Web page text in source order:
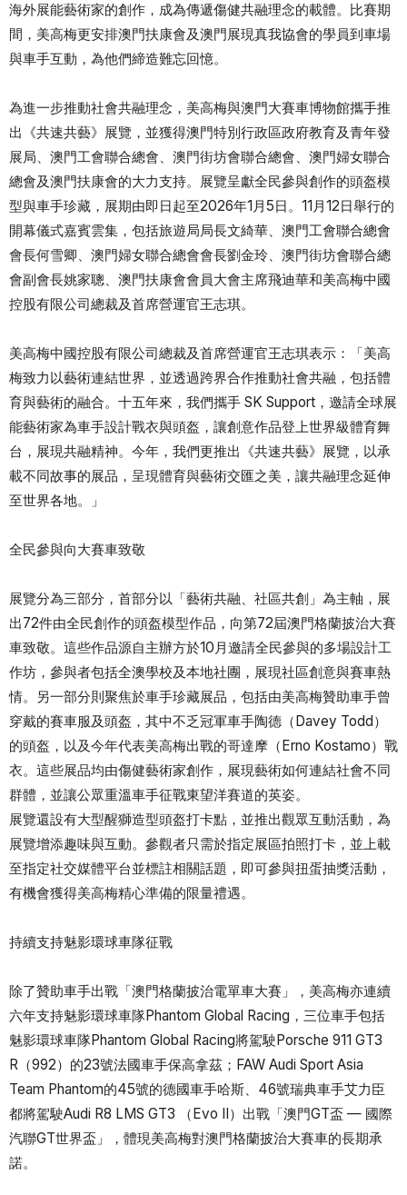
海外展能藝術家的創作，成為傳遞傷健共融理念的載體。比賽期
間，美高梅更安排澳門扶康會及澳門展現真我協會的學員到車場
與車手互動，為他們締造難忘回憶。
為進一步推動社會共融理念，美高梅與澳門大賽車博物館攜手推
出《共速共藝》展覽，並獲得澳門特別行政區政府教育及青年發
展局、澳門工會聯合總會、澳門街坊會聯合總會、澳門婦女聯合
總會及澳門扶康會的大力支持。展覽呈獻全民參與創作的頭盔模
型與車手珍藏，展期由即日起至2026年1月5日。11月12日舉行的
開幕儀式嘉賓雲集，包括旅遊局局長文綺華、澳門工會聯合總會
會長何雪卿、澳門婦女聯合總會會長劉金玲、澳門街坊會聯合總
會副會長姚家聰、澳門扶康會會員大會主席飛迪華和美高梅中國
控股有限公司總裁及首席營運官王志琪。
美高梅中國控股有限公司總裁及首席營運官王志琪表示：「美高
梅致力以藝術連結世界，並透過跨界合作推動社會共融，包括體
育與藝術的融合。十五年來，我們攜手 SK Support，邀請全球展
能藝術家為車手設計戰衣與頭盔，讓創意作品登上世界級體育舞
台，展現共融精神。今年，我們更推出《共速共藝》展覽，以承
載不同故事的展品，呈現體育與藝術交匯之美，讓共融理念延伸
至世界各地。」
全民參與向大賽車致敬
展覽分為三部分，首部分以「藝術共融、社區共創」為主軸，展
出72件由全民創作的頭盔模型作品，向第72屆澳門格蘭披治大賽
車致敬。這些作品源自主辦方於10月邀請全民參與的多場設計工
作坊，參與者包括全澳學校及本地社團，展現社區創意與賽車熱
情。另一部分則聚焦於車手珍藏展品，包括由美高梅贊助車手曾
穿戴的賽車服及頭盔，其中不乏冠軍車手陶德（Davey Todd）
的頭盔，以及今年代表美高梅出戰的哥達摩（Erno Kostamo）戰
衣。這些展品均由傷健藝術家創作，展現藝術如何連結社會不同
群體，並讓公眾重溫車手征戰東望洋賽道的英姿。
展覽還設有大型醒獅造型頭盔打卡點，並推出觀眾互動活動，為
展覽增添趣味與互動。參觀者只需於指定展區拍照打卡，並上載
至指定社交媒體平台並標註相關話題，即可參與扭蛋抽獎活動，
有機會獲得美高梅精心準備的限量禮遇。
持續支持魅影環球車隊征戰
除了贊助車手出戰「澳門格蘭披治電單車大賽」，美高梅亦連續
六年支持魅影環球車隊Phantom Global Racing，三位車手包括
魅影環球車隊Phantom Global Racing將駕駛Porsche 911 GT3
R（992）的23號法國車手保高拿茲；FAW Audi Sport Asia
Team Phantom的45號的德國車手哈斯、46號瑞典車手艾力臣
都將駕駛Audi R8 LMS GT3 （Evo II）出戰「澳門GT盃 — 國際
汽聯GT世界盃」，體現美高梅對澳門格蘭披治大賽車的長期承
諾。